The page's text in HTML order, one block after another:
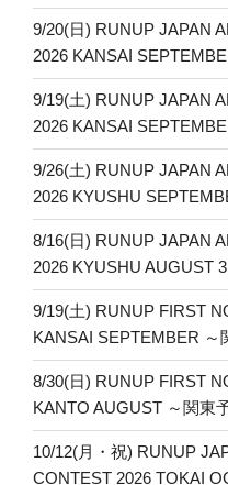
ョ
ン
9/20(日) RUNUP JAPAN
2026 KANSAI
9/19(土) RUNUP JAPAN
2026 KANSAI
9/26(土) RUNUP JAPAN
2026 KYUSHU
8/16(日) RUNUP JAPAN
2026 KYUSHU AUGUST
9/19(土) RUNUP FIRST
KANSAI SEPTEMBER ～
8/30(日) RUNUP FIRST
KANTO AUGUST ～関東
10/12(月・祝) RUNUP
CONTEST 2026 TOKAI